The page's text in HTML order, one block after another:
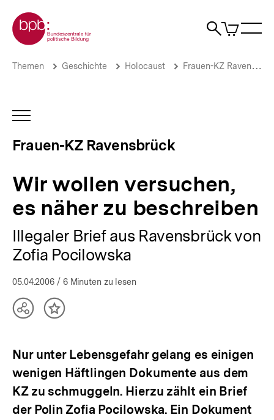
zum
Seiteninhalt
springen
Zur Startseite der bpb
Suche
Artikel
im
Wir
näher
zu
Überlebende
Brotkrümelnavigation
Pfadnavigation
Themen Geschichte Holocaust Frauen-KZ Ravensbrück
INHALTSNAVIGATION
Frauen-KZ Ravensbrück
Wir wollen versuchen,
es näher zu beschreiben
Illegaler Brief aus Ravensbrück von
Zofia Pocilowska
05.04.2006 / 6 Minuten zu lesen
TeilenInhalt
Nur unter Lebensgefahr gelang es einigen
wenigen Häftlingen Dokumente aus dem
KZ zu schmuggeln. Hierzu zählt ein Brief
der Polin Zofia Pocilowska. Ein Dokument